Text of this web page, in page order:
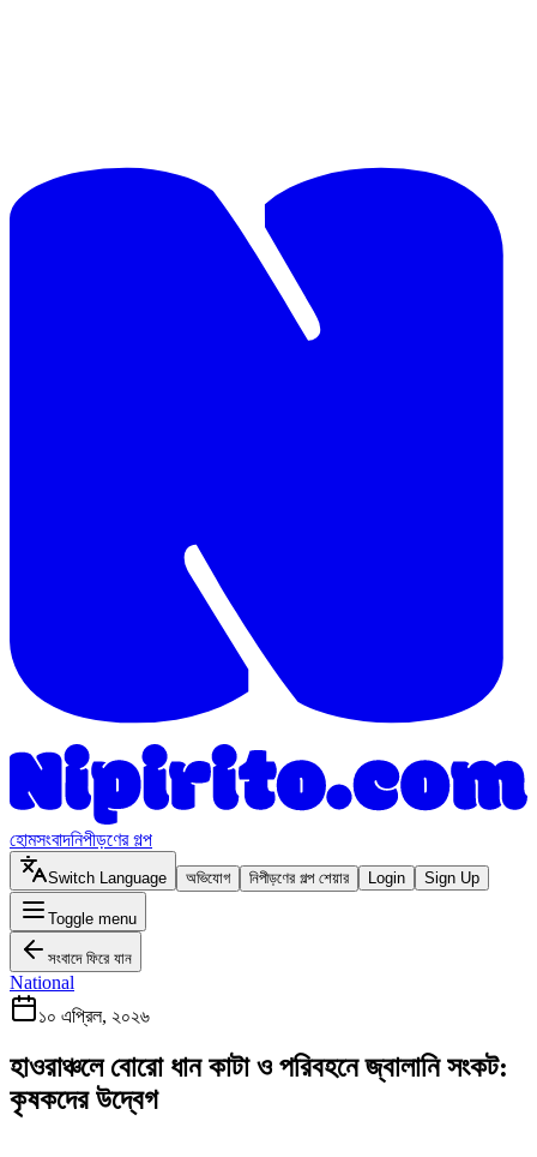
হোমসংবাদনিপীড়ণের গল্প
Switch Language অভিযোগ নিপীড়ণের গল্প শেয়ার Login Sign Up
Toggle menu
সংবাদে ফিরে যান
National
১০ এপ্রিল, ২০২৬
হাওরাঞ্চলে বোরো ধান কাটা ও পরিবহনে জ্বালানি সংকট:
কৃষকদের উদ্বেগ